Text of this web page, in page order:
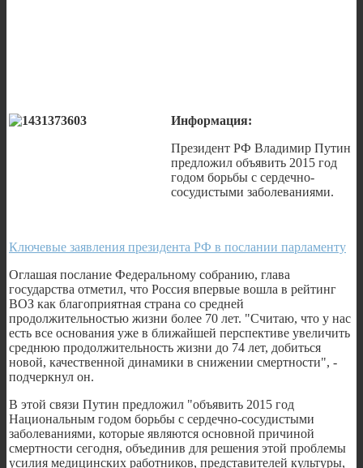
Информация:
Президент РФ Владимир Путин
предложил объявить 2015 год
годом борьбы с сердечно-
сосудистыми заболеваниями.
Ключевые заявления президента РФ в послании парламенту
Оглашая послание Федеральному собранию, глава
государства отметил, что Россия впервые вошла в рейтинг
ВОЗ как благоприятная страна со средней
продолжительностью жизни более 70 лет. "Считаю, что у нас
есть все основания уже в ближайшей перспективе увеличить
среднюю продолжительность жизни до 74 лет, добиться
новой, качественной динамики в снижении смертности", -
подчеркнул он.
В этой связи Путин предложил "объявить 2015 год
Национальным годом борьбы с сердечно-сосудистыми
заболеваниями, которые являются основной причиной
смертности сегодня, объединив для решения этой проблемы
усилия медицинских работников, представителей культуры,